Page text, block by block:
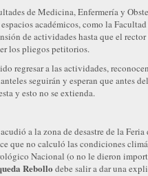
de Medicina, Enfermería y
académicos, como la
de actividades hasta que el rector
los pliegos petitorios.
regresar a las actividades,
seguirán y esperan que antes
y esto no se extienda.
acudió a la zona de desastre de la
que no calculó las condiciones
Nacional (o no le dieron
Rebollo debe salir a dar una